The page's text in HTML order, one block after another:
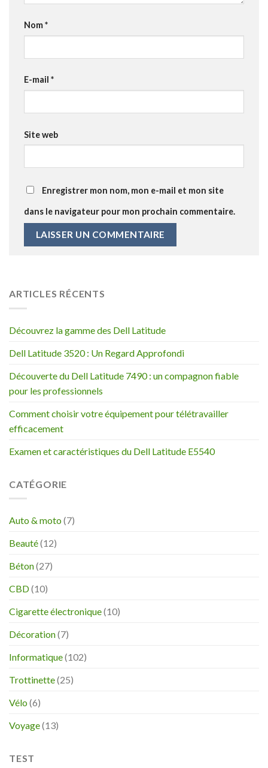
Nom*
E-mail *
Site web
Enregistrer mon nom, mon e-mail et mon site
dans le navigateur pour mon prochain commentaire.
ARTICLES RÉCENTS
Découvrez la gamme des Dell Latitude
Dell Latitude 3520 : Un Regard Approfondi
Découverte du Dell Latitude 7490 : un compagnon fiable
pour les professionnels
Comment choisir votre équipement pour télétravailler
efficacement
Examen et caractéristiques du Dell Latitude E5540
CATÉGORIE
Auto & moto(7)
Beauté(12)
Béton(27)
CBD(10)
Cigarette électronique(10)
Décoration(7)
Informatique(102)
Trottinette(25)
Vélo(6)
Voyage(13)
TEST